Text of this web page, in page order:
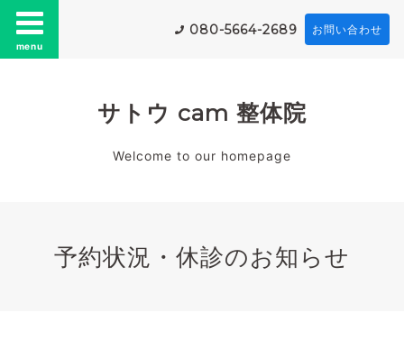
menu
080-5664-2689 お問い合わせ
サトウ cam 整体院
Welcome to our homepage
予約状況・休診のお知らせ